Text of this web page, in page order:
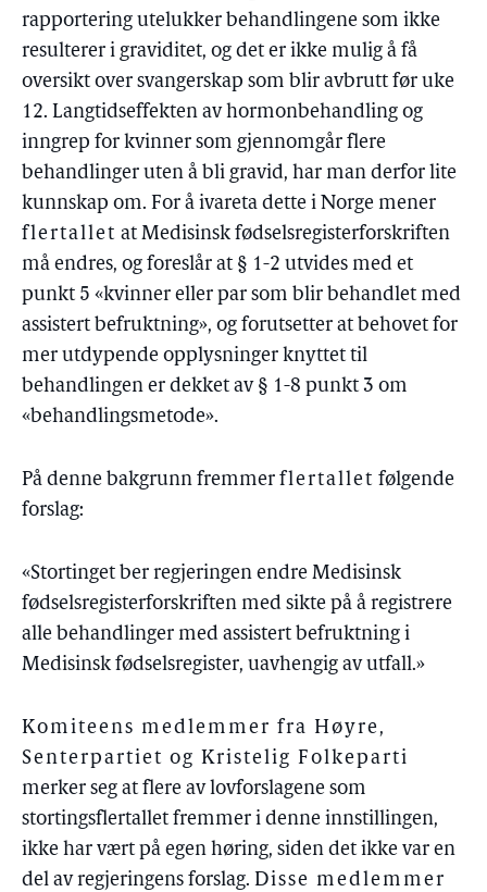
rapportering utelukker behandlingene som ikke
resulterer i graviditet, og det er ikke mulig å få
oversikt over svangerskap som blir avbrutt før uke
12. Langtidseffekten av hormonbehandling og
inngrep for kvinner som gjennomgår flere
behandlinger uten å bli gravid, har man derfor lite
kunnskap om. For å ivareta dette i Norge mener
flertallet at Medisinsk fødselsregisterforskriften
må endres, og foreslår at § 1-2 utvides med et
punkt 5 «kvinner eller par som blir behandlet med
assistert befruktning», og forutsetter at behovet for
mer utdypende opplysninger knyttet til
behandlingen er dekket av § 1-8 punkt 3 om
«behandlingsmetode».
På denne bakgrunn fremmer flertallet følgende
forslag:
«Stortinget ber regjeringen endre Medisinsk
fødselsregisterforskriften med sikte på å registrere
alle behandlinger med assistert befruktning i
Medisinsk fødselsregister, uavhengig av utfall.»
Komiteens medlemmer fra Høyre,
Senterpartiet og Kristelig Folkeparti
merker seg at flere av lovforslagene som
stortingsflertallet fremmer i denne innstillingen,
ikke har vært på egen høring, siden det ikke var en
del av regjeringens forslag. Disse medlemmer